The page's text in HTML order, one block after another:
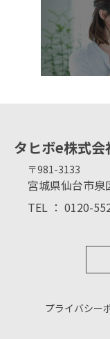
タヒボe株式会
〒981-3133
宮城県仙台市
TEL ： 0120-
プライバシー